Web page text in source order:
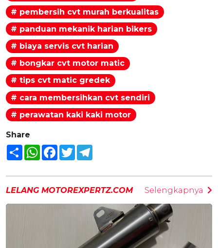
# pembersih cvt murah berkualitas
# panduan mekanik harian bikers
# biaya servis cvt harian
# bongkar cvt motor matic
# tips cvt matic gredek
# cara membersihkan cvt sendiri
# perawatan kaki kaki motor
Share
Share WhatsAppFacebook
Twitter
LELANG MOTOREXPERTZ.COM Selengkapnya